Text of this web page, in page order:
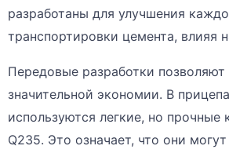
разработаны для улучшения
транспортировки цемента, влияя
Передовые разработки позволяют
значительной экономии. В
используются легкие, но прочные
Q235. Это означает, что они